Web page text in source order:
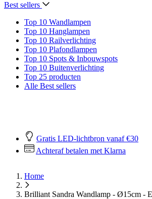
Best sellers
Top 10 Wandlampen
Top 10 Hanglampen
Top 10 Railverlichting
Top 10 Plafondlampen
Top 10 Spots & Inbouwspots
Top 10 Buitenverlichting
Top 25 producten
Alle Best sellers
Gratis LED-lichtbron vanaf €30
Achteraf betalen met Klarna
Home
Brilliant Sandra Wandlamp - Ø15cm -